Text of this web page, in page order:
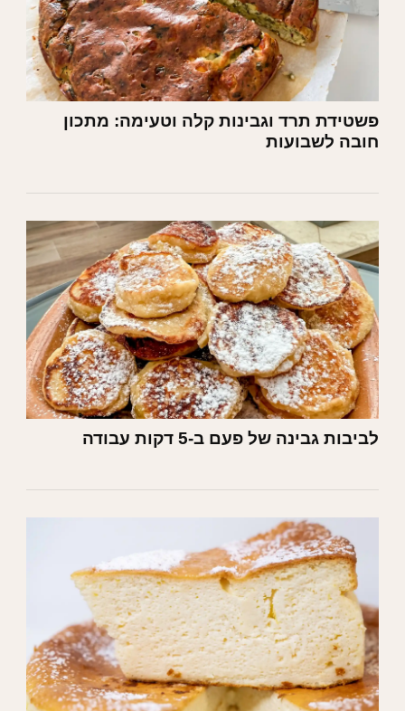
פשטידת תרד וגבינות קלה וטעימה: מתכון
חובה לשבועות
לביבות גבינה של פעם ב-5 דקות עבודה